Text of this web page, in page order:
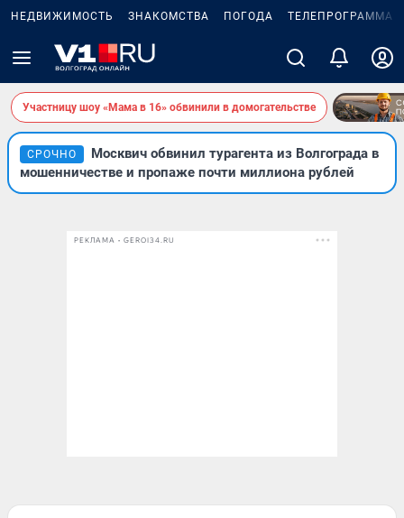
НЕДВИЖИМОСТЬ ЗНАКОМСТВА ПОГОДА ТЕЛЕПРОГРАММА
Участницу шоу «Мама в 16» обвинили в домогательстве
СРОЧНО
Москвич обвинил турагента из Волгограда в
мошенничестве и пропаже почти миллиона рублей
РЕКЛАМА • GEROI34.RU